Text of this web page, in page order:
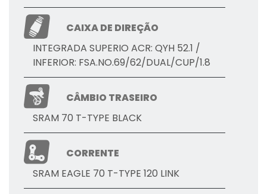
CAIXA DE DIREÇÃO
INTEGRADA SUPERIO ACR: QYH 52.1 /
INFERIOR: FSA.NO.69/62/DUAL/CUP/1.8
CÂMBIO TRASEIRO
SRAM 70 T-TYPE BLACK
CORRENTE
SRAM EAGLE 70 T-TYPE 120 LINK